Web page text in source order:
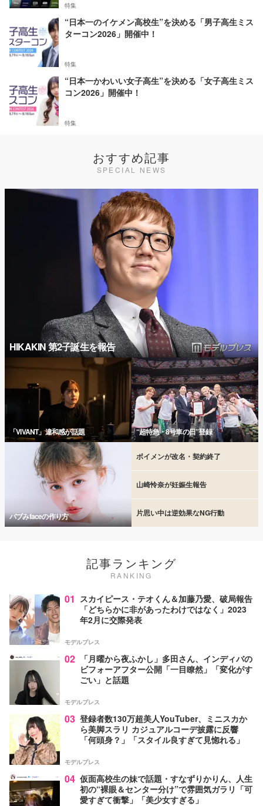
特集
“日本一のイケメン高校生”を決める「男子高生ミス
ターコン2026」開催中！
特集
“日本一かわいい女子高生”を決める「女子高生ミス
コン2026」開催中！
特集
おすすめ記事
SPECIAL NEWS
HIKAKIN 第2子誕生を報告
「VIVANT」違和感が話題 “超特急・8号車の日”登録
バブみfaceの作り方
ボイメンが改名・契約終了
山崎怜奈が妊娠生報告
片思い中は逆効果なNG行動
記事ランキング
RANKING
01
スカイピース・テオくん＆加藤乃愛、破局報告
「どちらかに非があったわけではなく」2023
年2月に交際発表
モデルプレス
02
「月曜から夜ふかし」多田さん、インディバの
ビフォーアフター公開「一目瞭然」「変化がす
ごい」と話題
モデルプレス
03 登録者数130万超美人YouTuber、ミニスカか
ら美脚スラリ カジュアルコーデ披露に反響
「何頭身？」「スタイル良すぎて見惚れる」
モデルプレス
04 仮面高校生の妹で話題・すなずりかりん、人生
初の“裸眼＆センター分け”で雰囲気ガラリ「可
愛すぎて衝撃」「美少女すぎる」